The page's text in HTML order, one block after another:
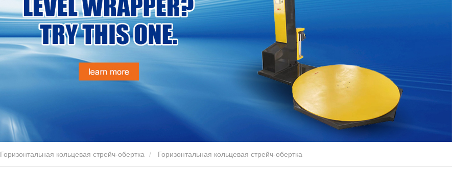
Горизонтальная кольцевая стрейч-обертка Горизонтальная кольцевая стрейч-обертка